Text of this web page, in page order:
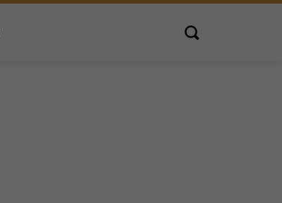
Open search